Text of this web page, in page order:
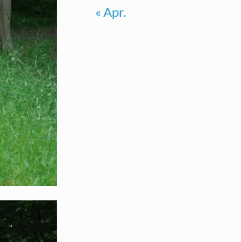
« Apr.